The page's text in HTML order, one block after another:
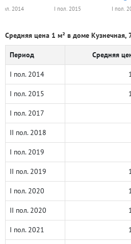
2014 I пол. 2015 I пол.
Средняя цена 1 м² в доме Кузнечная,
Период Средняя
I пол. 2014
I пол. 2015
I пол. 2017
II пол. 2018
I пол. 2019
II пол. 2019
I пол. 2020
II пол. 2020
I пол. 2021